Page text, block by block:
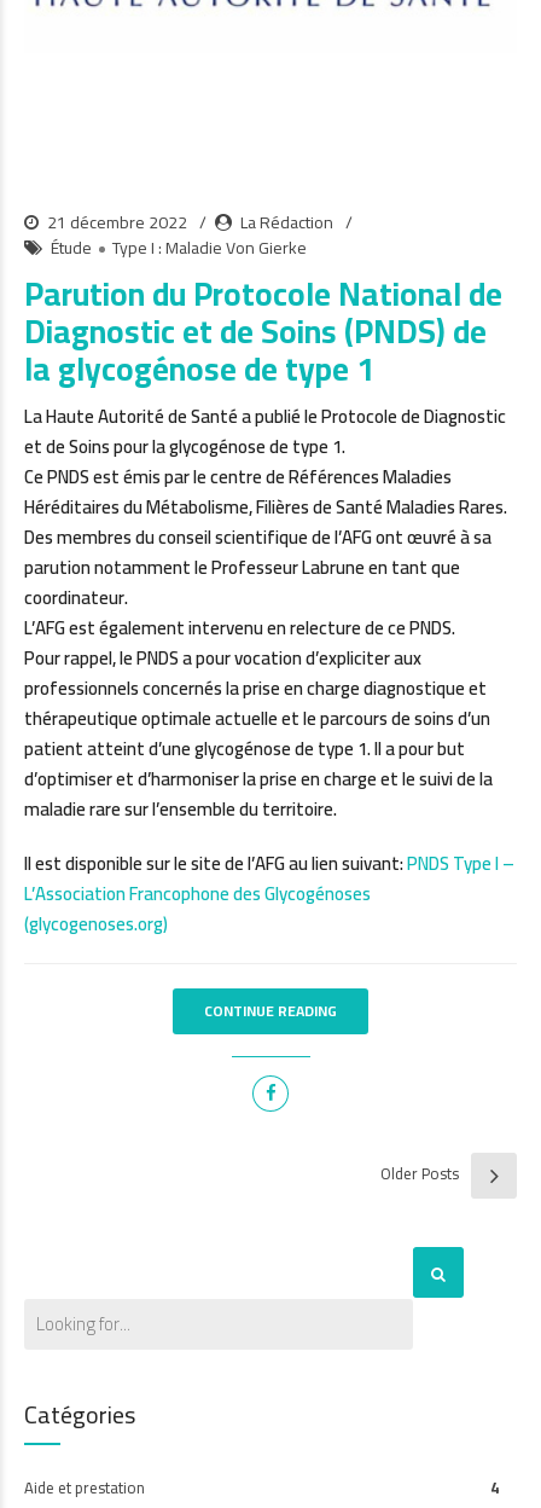
21 décembre 2022
La Rédaction
Étude
Type I : Maladie Von Gierke
Parution du Protocole National de
Diagnostic et de Soins (PNDS) de
la glycogénose de type 1
La Haute Autorité de Santé a publié le Protocole de Diagnostic
et de Soins pour la glycogénose de type 1.
Ce PNDS est émis par le centre de Références Maladies
Héréditaires du Métabolisme, Filières de Santé Maladies Rares.
Des membres du conseil scientifique de l’AFG ont œuvré à sa
parution notamment le Professeur Labrune en tant que
coordinateur.
L’AFG est également intervenu en relecture de ce PNDS.
Pour rappel, le PNDS a pour vocation d’expliciter aux
professionnels concernés la prise en charge diagnostique et
thérapeutique optimale actuelle et le parcours de soins d’un
patient atteint d’une glycogénose de type 1. Il a pour but
d’optimiser et d’harmoniser la prise en charge et le suivi de la
maladie rare sur l’ensemble du territoire.
Il est disponible sur le site de l’AFG au lien suivant:PNDS Type I –
L’Association Francophone des Glycogénoses
(glycogenoses.org)
CONTINUE READING
Older Posts
Catégories
Aide et prestation
4